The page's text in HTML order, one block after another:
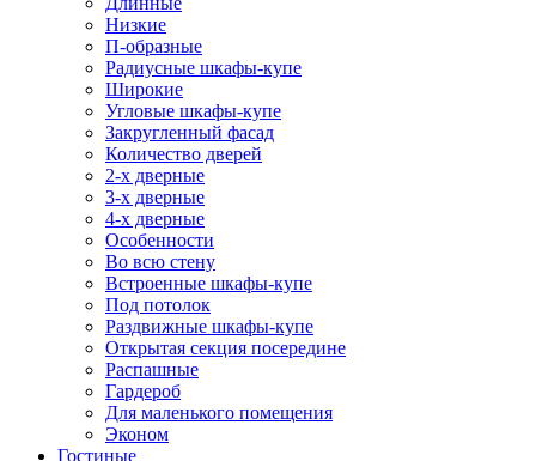
Низкие
П-образные
Радиусные шкафы-купе
Широкие
Угловые шкафы-купе
Закругленный фасад
Количество дверей
2-х дверные
3-х дверные
4-х дверные
Особенности
Во всю стену
Встроенные шкафы-купе
Под потолок
Раздвижные шкафы-купе
Открытая секция посередине
Распашные
Гардероб
Для маленького помещения
Эконом
Гостиные